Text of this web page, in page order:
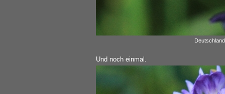
Und noch einmal.